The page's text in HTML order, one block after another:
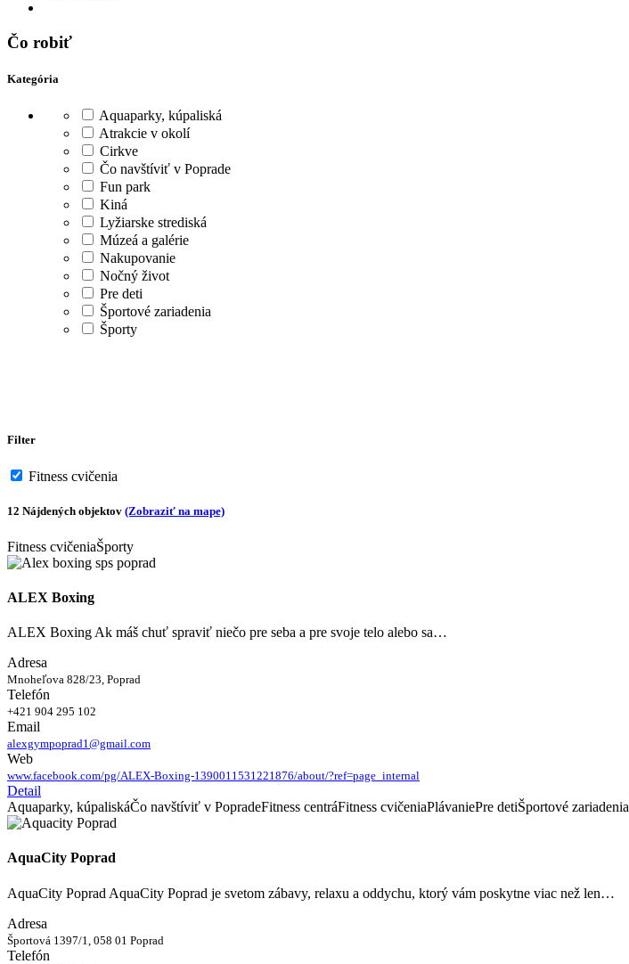
Čo robiť
Kategória
Aquaparky, kúpaliská
Atrakcie v okolí
Cirkve
Čo navštíviť v Poprade
Fun park
Kiná
Lyžiarske strediská
Múzeá a galérie
Nakupovanie
Nočný život
Pre deti
Športové zariadenia
Športy
Filter
Fitness cvičenia
12 Nájdených objektov (Zobraziť na mape)
Fitness cvičeniaŠporty
ALEX Boxing
ALEX Boxing Ak máš chuť spraviť niečo pre seba a pre svoje telo alebo sa…
Adresa
Mnoheľova 828/23, Poprad
Telefón
+421 904 295 102
Email
alexgympoprad1@gmail.com
Web
www.facebook.com/pg/ALEX-Boxing-1390011531221876/about/?ref=page_internal
Detail
Aquaparky, kúpaliskáČo navštíviť v PopradeFitness centráFitness cvičeniaPlávaniePre detiŠportové zariadenia
AquaCity Poprad
AquaCity Poprad AquaCity Poprad je svetom zábavy, relaxu a oddychu, ktorý vám poskytne viac než len…
Adresa
Športová 1397/1, 058 01 Poprad
Telefón